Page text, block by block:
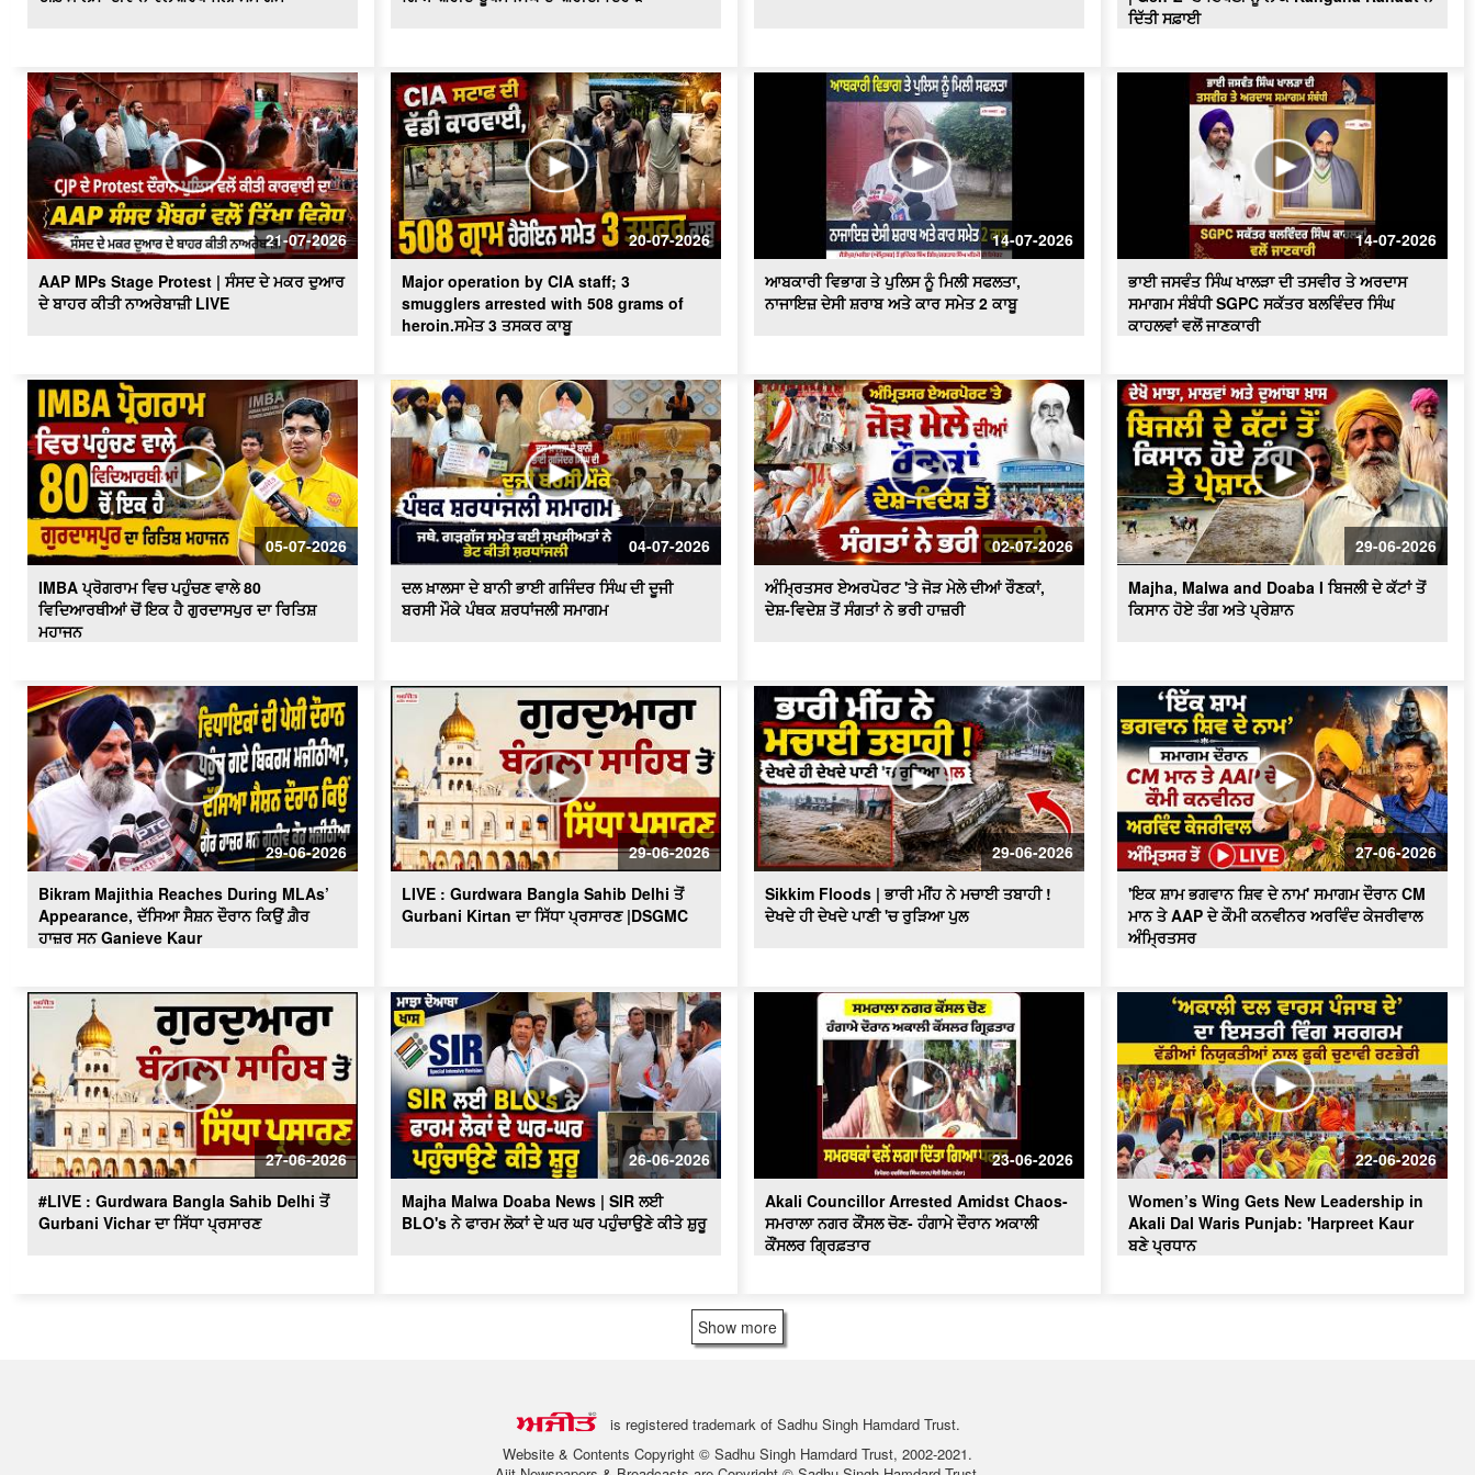
Majha, Malwa and Doaba I ਬਿਜਲੀ ਦੇ
ਕੱਟਾਂ ਤੋਂ ਕਿਸਾਨ ਹੋਏ ਤੰਗ ਅਤੇ ਪ੍ਰੇਸ਼ਾਨ
Bikram Majithia Reaches During
MLAs’ Appearance, ਦੱਸਿਆ ਸੈਸ਼ਨ ਦੌਰਾਨ
ਕਿਉਂ ਗ਼ੈਰ ਹਾਜ਼ਰ ਸਨ Ganieve Kaur
LIVE : Gurdwara Bangla Sahib Delhi
ਤੋਂ Gurbani Kirtan ਦਾ ਸਿੱਧਾ ਪ੍ਰਸਾਰਣ
|DSGMC
Sikkim Floods | ਭਾਰੀ ਮੀਂਹ ਨੇ ਮਚਾਈ
ਤਬਾਹੀ ! ਦੇਖਦੇ ਹੀ ਦੇਖਦੇ ਪਾਣੀ 'ਚ ਰੁੜਿਆ ਪੁਲ
'ਇਕ ਸ਼ਾਮ ਭਗਵਾਨ ਸ਼ਿਵ ਦੇ ਨਾਮ' ਸਮਾਗਮ
ਦੌਰਾਨ CM ਮਾਨ ਤੇ AAP ਦੇ ਕੌਮੀ ਕਨਵੀਨਰ
ਅਰਵਿੰਦ ਕੇਜਰੀਵਾਲ ਅੰਮ੍ਰਿਤਸਰ
#LIVE : Gurdwara Bangla Sahib Delhi
Majha Malwa Doaba News | SIR ਲਈ
BLO's ਨੇ ਫਾਰਮ ਲੋਕਾਂ ਦੇ ਘਰ ਘਰ ਪਹੁੰਚਾਉਣੇ
ਕੀਤੇ ਸ਼ੁਰੂ
Akali Councillor Arrested Amidst
Chaos- ਸਮਰਾਲਾ ਨਗਰ ਕੌਂਸਲ ਚੋਣ- ਹੰਗਾਮੇ
ਦੌਰਾਨ ਅਕਾਲੀ ਕੌਂਸਲਰ ਗ੍ਰਿਫ਼ਤਾਰ
Women’s Wing Gets New Leadership
in Akali Dal Waris Punjab: 'Harpreet
Kaur ਬਣੇ ਪ੍ਰਧਾਨ
ਦਿੱਤੀ ਸਫ਼ਾਈ
21-07-2026
AAP MPs Stage Protest | ਸੰਸਦ ਦੇ ਮਕਰ ਦੁਆਰ
ਦੇ ਬਾਹਰ ਕੀਤੀ ਨਾਅਰੇਬਾਜ਼ੀ LIVE
20-07-2026
Major operation by CIA staff; 3
smugglers arrested with 508 grams of
heroin.ਸਮੇਤ 3 ਤਸਕਰ ਕਾਬੂ
14-07-2026
ਆਬਕਾਰੀ ਵਿਭਾਗ ਤੇ ਪੁਲਿਸ ਨੂੰ ਮਿਲੀ ਸਫਲਤਾ,
ਨਾਜਾਇਜ਼ ਦੇਸੀ ਸ਼ਰਾਬ ਅਤੇ ਕਾਰ ਸਮੇਤ 2 ਕਾਬੂ
14-07-2026
ਭਾਈ ਜਸਵੰਤ ਸਿੰਘ ਖਾਲੜਾ ਦੀ ਤਸਵੀਰ ਤੇ ਅਰਦਾਸ
ਸਮਾਗਮ ਸੰਬੰਧੀ SGPC ਸਕੱਤਰ ਬਲਵਿੰਦਰ ਸਿੰਘ
ਕਾਹਲਵਾਂ ਵਲੋਂ ਜਾਣਕਾਰੀ
05-07-2026
IMBA ਪ੍ਰੋਗਰਾਮ ਵਿਚ ਪਹੁੰਚਣ ਵਾਲੇ 80
ਵਿਦਿਆਰਥੀਆਂ ਚੋਂ ਇਕ ਹੈ ਗੁਰਦਾਸਪੁਰ ਦਾ ਰਿਤਿਸ਼
ਮਹਾਜਨ
04-07-2026
ਦਲ ਖ਼ਾਲਸਾ ਦੇ ਬਾਨੀ ਭਾਈ ਗਜਿੰਦਰ ਸਿੰਘ ਦੀ ਦੂਜੀ
ਬਰਸੀ ਮੌਕੇ ਪੰਥਕ ਸ਼ਰਧਾਂਜਲੀ ਸਮਾਗਮ
02-07-2026
ਅੰਮ੍ਰਿਤਸਰ ਏਅਰਪੋਰਟ 'ਤੇ ਜੋੜ ਮੇਲੇ ਦੀਆਂ ਰੌਣਕਾਂ,
ਦੇਸ਼-ਵਿਦੇਸ਼ ਤੋਂ ਸੰਗਤਾਂ ਨੇ ਭਰੀ ਹਾਜ਼ਰੀ
29-06-2026
Majha, Malwa and Doaba I ਬਿਜਲੀ ਦੇ ਕੱਟਾਂ ਤੋਂ
ਕਿਸਾਨ ਹੋਏ ਤੰਗ ਅਤੇ ਪ੍ਰੇਸ਼ਾਨ
29-06-2026
Bikram Majithia Reaches During MLAs’
Appearance, ਦੱਸਿਆ ਸੈਸ਼ਨ ਦੌਰਾਨ ਕਿਉਂ ਗ਼ੈਰ
ਹਾਜ਼ਰ ਸਨ Ganieve Kaur
29-06-2026
LIVE : Gurdwara Bangla Sahib Delhi ਤੋਂ
Gurbani Kirtan ਦਾ ਸਿੱਧਾ ਪ੍ਰਸਾਰਣ |DSGMC
29-06-2026
Sikkim Floods | ਭਾਰੀ ਮੀਂਹ ਨੇ ਮਚਾਈ ਤਬਾਹੀ !
ਦੇਖਦੇ ਹੀ ਦੇਖਦੇ ਪਾਣੀ 'ਚ ਰੁੜਿਆ ਪੁਲ
27-06-2026
'ਇਕ ਸ਼ਾਮ ਭਗਵਾਨ ਸ਼ਿਵ ਦੇ ਨਾਮ' ਸਮਾਗਮ ਦੌਰਾਨ CM
ਮਾਨ ਤੇ AAP ਦੇ ਕੌਮੀ ਕਨਵੀਨਰ ਅਰਵਿੰਦ ਕੇਜਰੀਵਾਲ
ਅੰਮ੍ਰਿਤਸਰ
27-06-2026
#LIVE : Gurdwara Bangla Sahib Delhi ਤੋਂ
Gurbani Vichar ਦਾ ਸਿੱਧਾ ਪ੍ਰਸਾਰਣ
26-06-2026
Majha Malwa Doaba News | SIR ਲਈ
BLO's ਨੇ ਫਾਰਮ ਲੋਕਾਂ ਦੇ ਘਰ ਘਰ ਪਹੁੰਚਾਉਣੇ ਕੀਤੇ ਸ਼ੁਰੂ
23-06-2026
Akali Councillor Arrested Amidst Chaos-
ਸਮਰਾਲਾ ਨਗਰ ਕੌਂਸਲ ਚੋਣ- ਹੰਗਾਮੇ ਦੌਰਾਨ ਅਕਾਲੀ
ਕੌਂਸਲਰ ਗ੍ਰਿਫ਼ਤਾਰ
22-06-2026
Women’s Wing Gets New Leadership in
Akali Dal Waris Punjab: 'Harpreet Kaur
ਬਣੇ ਪ੍ਰਧਾਨ
Show more
is registered trademark of Sadhu Singh Hamdard Trust.
Website & Contents Copyright © Sadhu Singh Hamdard Trust, 2002-2021.